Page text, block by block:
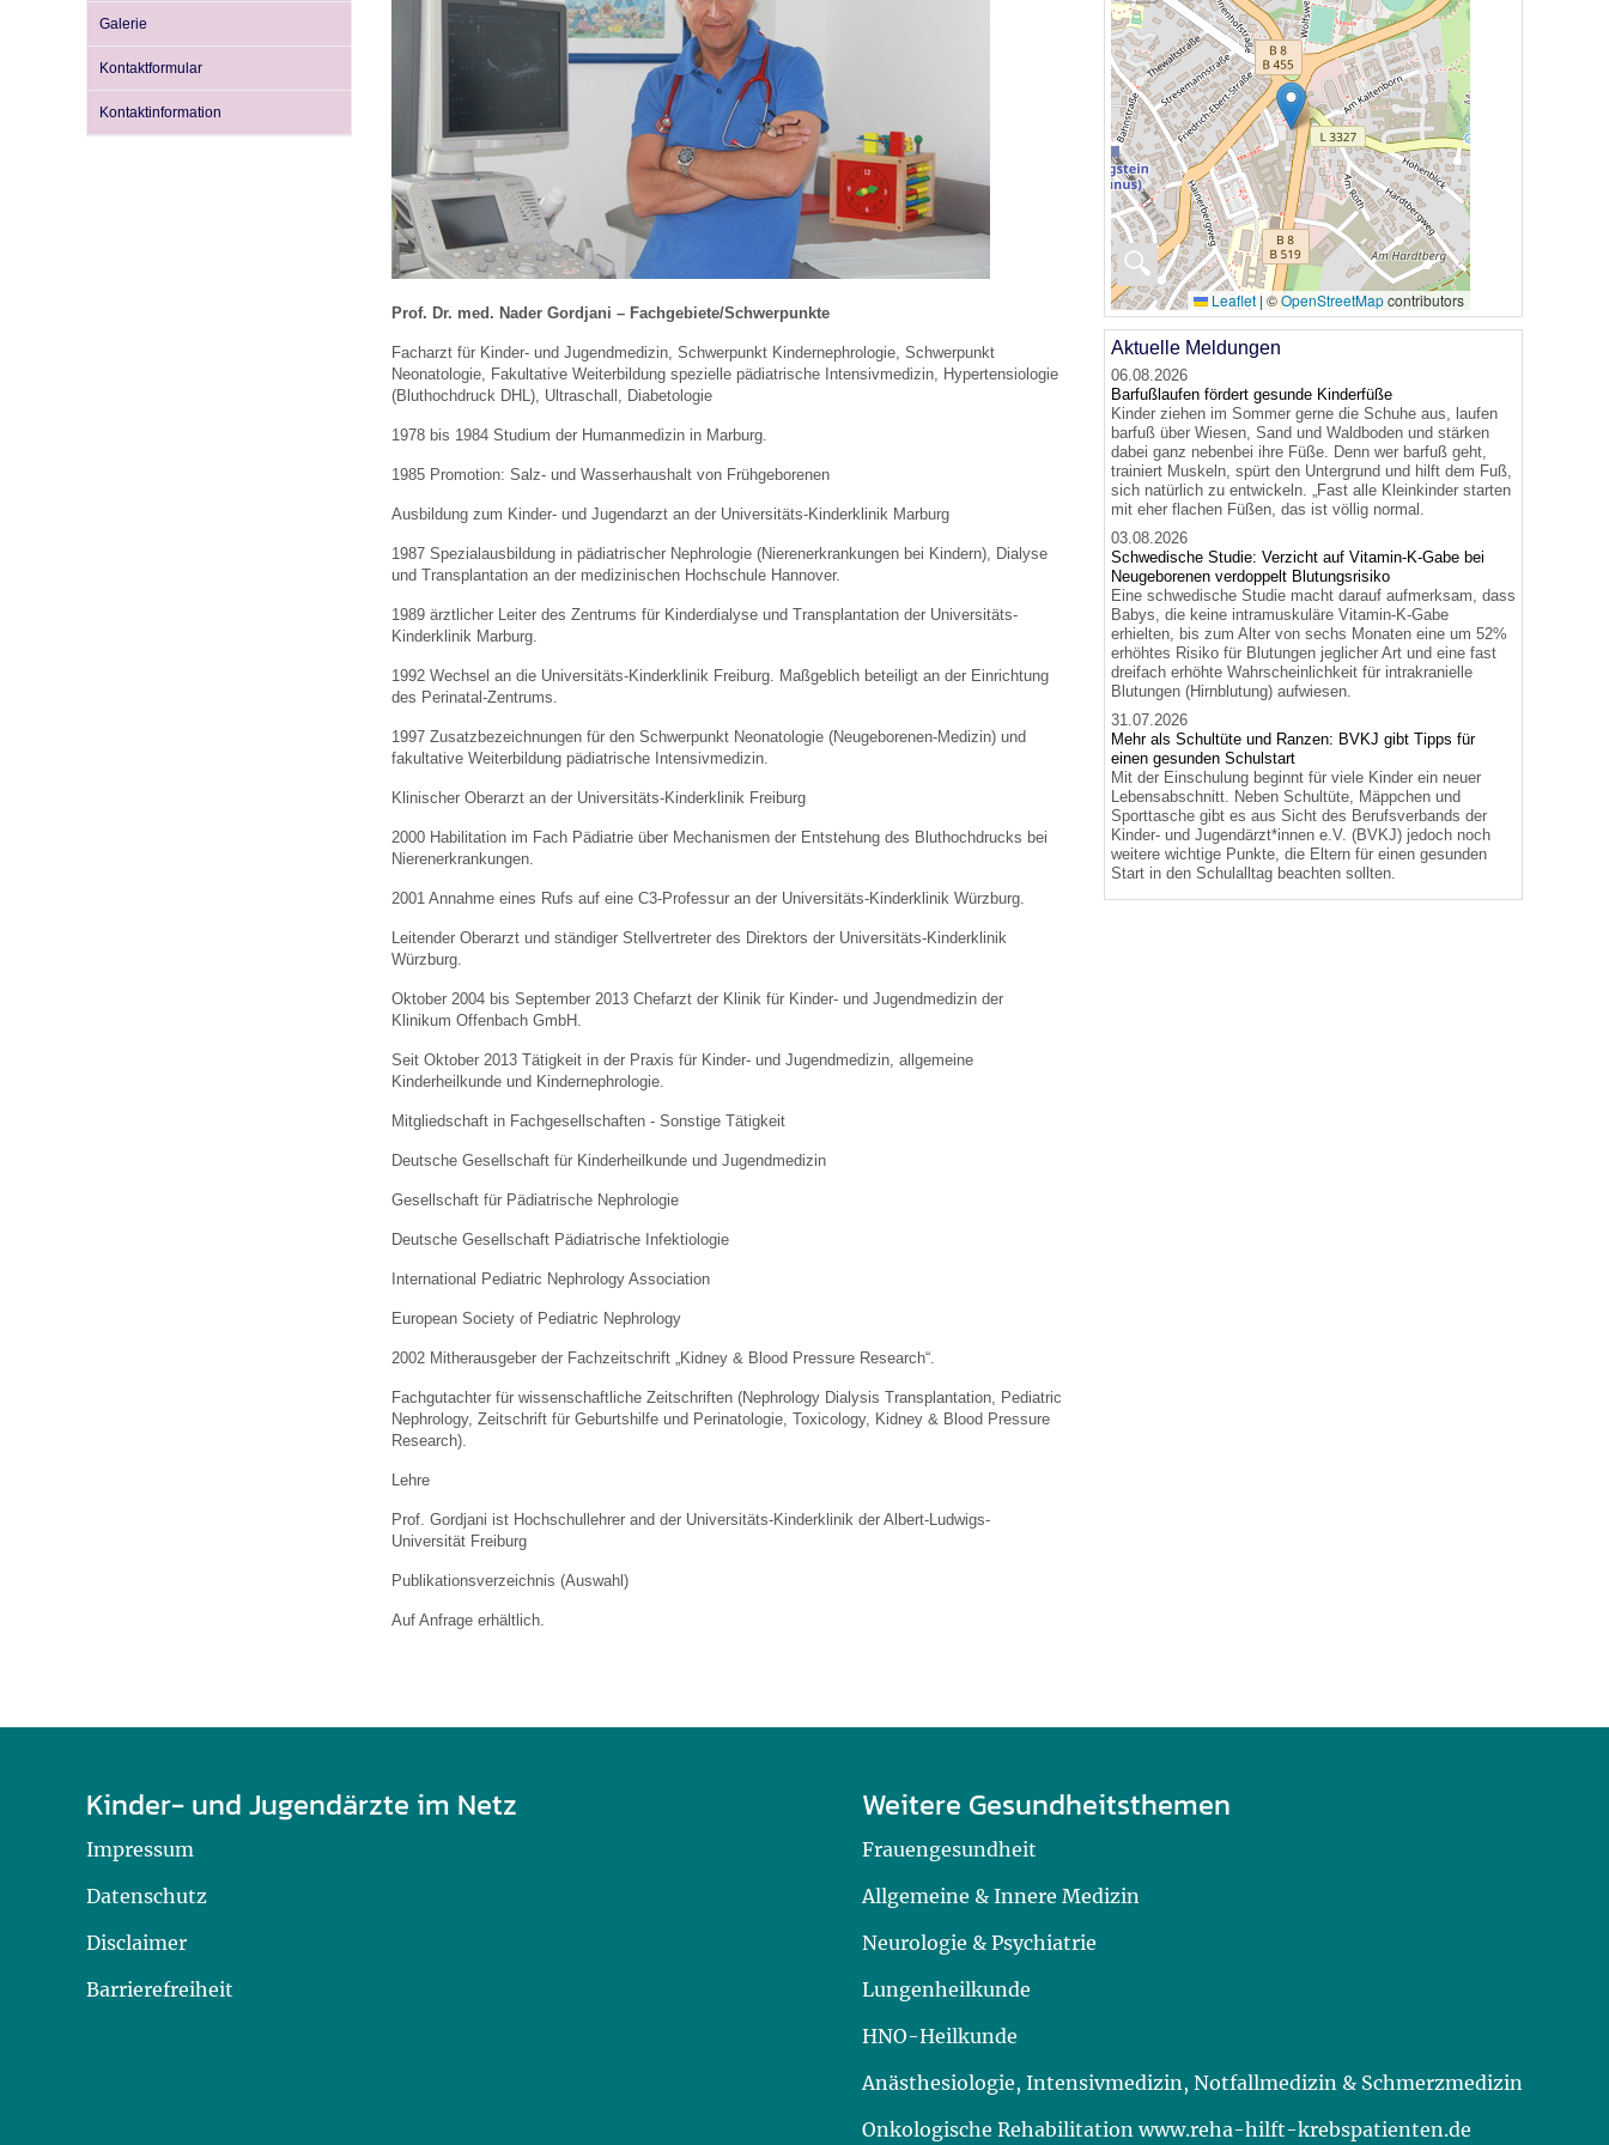
Impfsicherheit
Häufige Fragen
Recht auf Impfung
Vorsorge- und Impferinnerung
Empfehlungen zum Bildschirmmediengebrauch
Hörlexikon
Material zu den Vorsorgen
Entwicklungskalender
Broschüren und Informationsflyer
Familienzeit gesund gestalten
U0-Vorsorge
Galerie
Kontaktformular
Kontaktinformation
Prof. Dr. med. Nader Gordjani – Fachgebiete/Schwerpunkte
Facharzt für Kinder- und Jugendmedizin, Schwerpunkt Kindernephrologie, Schwerpunkt
Neonatologie, Fakultative Weiterbildung spezielle pädiatrische Intensivmedizin, Hypertensiologie
(Bluthochdruck DHL), Ultraschall, Diabetologie
1978 bis 1984 Studium der Humanmedizin in Marburg.
1985 Promotion: Salz- und Wasserhaushalt von Frühgeborenen
Ausbildung zum Kinder- und Jugendarzt an der Universitäts-Kinderklinik Marburg
1987 Spezialausbildung in pädiatrischer Nephrologie (Nierenerkrankungen bei Kindern), Dialyse
und Transplantation an der medizinischen Hochschule Hannover.
1989 ärztlicher Leiter des Zentrums für Kinderdialyse und Transplantation der Universitäts-
Kinderklinik Marburg.
1992 Wechsel an die Universitäts-Kinderklinik Freiburg. Maßgeblich beteiligt an der Einrichtung
des Perinatal-Zentrums.
1997 Zusatzbezeichnungen für den Schwerpunkt Neonatologie (Neugeborenen-Medizin) und
fakultative Weiterbildung pädiatrische Intensivmedizin.
Klinischer Oberarzt an der Universitäts-Kinderklinik Freiburg
2000 Habilitation im Fach Pädiatrie über Mechanismen der Entstehung des Bluthochdrucks bei
Nierenerkrankungen.
2001 Annahme eines Rufs auf eine C3-Professur an der Universitäts-Kinderklinik Würzburg.
Leitender Oberarzt und ständiger Stellvertreter des Direktors der Universitäts-Kinderklinik
Würzburg.
Oktober 2004 bis September 2013 Chefarzt der Klinik für Kinder- und Jugendmedizin der
Klinikum Offenbach GmbH.
Seit Oktober 2013 Tätigkeit in der Praxis für Kinder- und Jugendmedizin, allgemeine
Kinderheilkunde und Kindernephrologie.
Mitgliedschaft in Fachgesellschaften - Sonstige Tätigkeit
Deutsche Gesellschaft für Kinderheilkunde und Jugendmedizin
Gesellschaft für Pädiatrische Nephrologie
Deutsche Gesellschaft Pädiatrische Infektiologie
International Pediatric Nephrology Association
European Society of Pediatric Nephrology
2002 Mitherausgeber der Fachzeitschrift „Kidney & Blood Pressure Research“.
Fachgutachter für wissenschaftliche Zeitschriften (Nephrology Dialysis Transplantation, Pediatric
Nephrology, Zeitschrift für Geburtshilfe und Perinatologie, Toxicology, Kidney & Blood Pressure
Research).
Lehre
Prof. Gordjani ist Hochschullehrer and der Universitäts-Kinderklinik der Albert-Ludwigs-
Universität Freiburg
Publikationsverzeichnis (Auswahl)
Auf Anfrage erhältlich.
🔍
Leaflet | ©OpenStreetMapcontributors
Aktuelle Meldungen
06.08.2026
Barfußlaufen fördert gesunde Kinderfüße
Kinder ziehen im Sommer gerne die Schuhe aus, laufen
barfuß über Wiesen, Sand und Waldboden und stärken
dabei ganz nebenbei ihre Füße. Denn wer barfuß geht,
trainiert Muskeln, spürt den Untergrund und hilft dem Fuß,
sich natürlich zu entwickeln. „Fast alle Kleinkinder starten
mit eher flachen Füßen, das ist völlig normal.
03.08.2026
Schwedische Studie: Verzicht auf Vitamin-K-Gabe bei
Neugeborenen verdoppelt Blutungsrisiko
Eine schwedische Studie macht darauf aufmerksam, dass
Babys, die keine intramuskuläre Vitamin-K-Gabe
erhielten, bis zum Alter von sechs Monaten eine um 52%
erhöhtes Risiko für Blutungen jeglicher Art und eine fast
dreifach erhöhte Wahrscheinlichkeit für intrakranielle
Blutungen (Hirnblutung) aufwiesen.
31.07.2026
Mehr als Schultüte und Ranzen: BVKJ gibt Tipps für
einen gesunden Schulstart
Mit der Einschulung beginnt für viele Kinder ein neuer
Lebensabschnitt. Neben Schultüte, Mäppchen und
Sporttasche gibt es aus Sicht des Berufsverbands der
Kinder- und Jugendärzt*innen e.V. (BVKJ) jedoch noch
weitere wichtige Punkte, die Eltern für einen gesunden
Start in den Schulalltag beachten sollten.
Kinder- und Jugendärzte im Netz
Impressum
Datenschutz
Disclaimer
Barrierefreiheit
Weitere Gesundheitsthemen
Frauengesundheit
Allgemeine & Innere Medizin
Neurologie & Psychiatrie
Lungenheilkunde
HNO-Heilkunde
Anästhesiologie, Intensivmedizin, Notfallmedizin & Schmerzmedizin
Onkologische Rehabilitation www.reha-hilft-krebspatienten.de